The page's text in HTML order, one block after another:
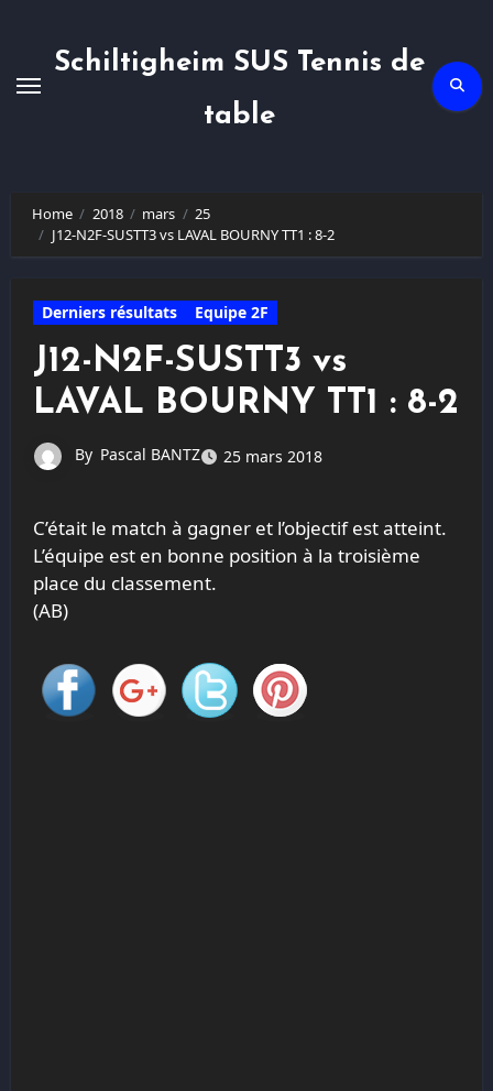
Schiltigheim SUS Tennis de
table
Home 2018 mars
25
J12-N2F-SUSTT3 vs LAVAL BOURNY TT1 : 8-2
Derniers résultats Equipe 2F
J12-N2F-SUSTT3 vs
LAVAL BOURNY TT1 : 8-2
By Pascal BANTZ 25 mars 2018
C’était le match à gagner et l’objectif est atteint.
L’équipe est en bonne position à la troisième
place du classement.
(AB)